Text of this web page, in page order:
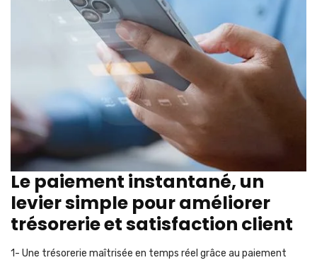
Le paiement instantané, un
levier simple pour améliorer
trésorerie et satisfaction client
1- Une trésorerie maîtrisée en temps réel grâce au paiement